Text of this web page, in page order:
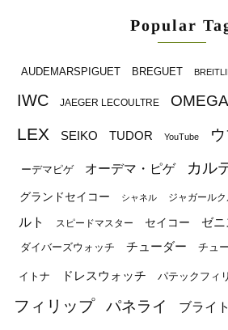
Popular
AUDEMARSPIGUET BREGUET
IWC JAEGER LECOULTRE OMEGA
LEX
SEIKO TUDOR YouTube
ーデマピゲ オーデマ・ピゲ カル
グランドセイコー シャネル ジャガールク
ルト
スピードマスター セイコー ゼニ
ダイバーズウォッチ チューダー チュ
イトナ ドレスウォッチ パテックフィ
フィリップ
パネライ ブライ